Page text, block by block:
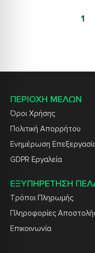
1
ΠΕΡΙΟΧΗ ΜΕΛΩΝ
Όροι Χρήσης
Πολιτική Απορρήτου
Ενημέρωση
GDPR Εργαλεία
ΕΞΥΠΗΡΕΤΗΣΗ
Τρόποι Πληρωμής
Πληροφορίες
Επικοινωνία